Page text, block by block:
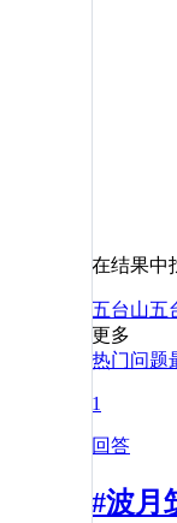
在结果中
五台山五
更多
热门问题
1
回答
#波月